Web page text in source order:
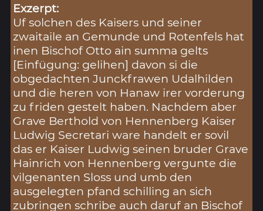
Exzerpt:
Uf solchen des Kaisers und seiner
zwaitaile an Gemunde und Rotenfels hat
inen Bischof Otto ain summa gelts
[Einfügung: gelihen] davon si die
obgedachten Junckfrawen Udalhilden
und die heren von Hanaw irer vorderung
zu friden gestelt haben. Nachdem aber
Grave Berthold von Hennenberg Kaiser
Ludwig Secretari ware handelt er sovil
das er Kaiser Ludwig seinen bruder Grave
Hainrich von Hennenberg vergunte die
vilgenanten Sloss und umb den
ausgelegten pfand schilling an sich
zubringen schribe auch daruf an Bischof